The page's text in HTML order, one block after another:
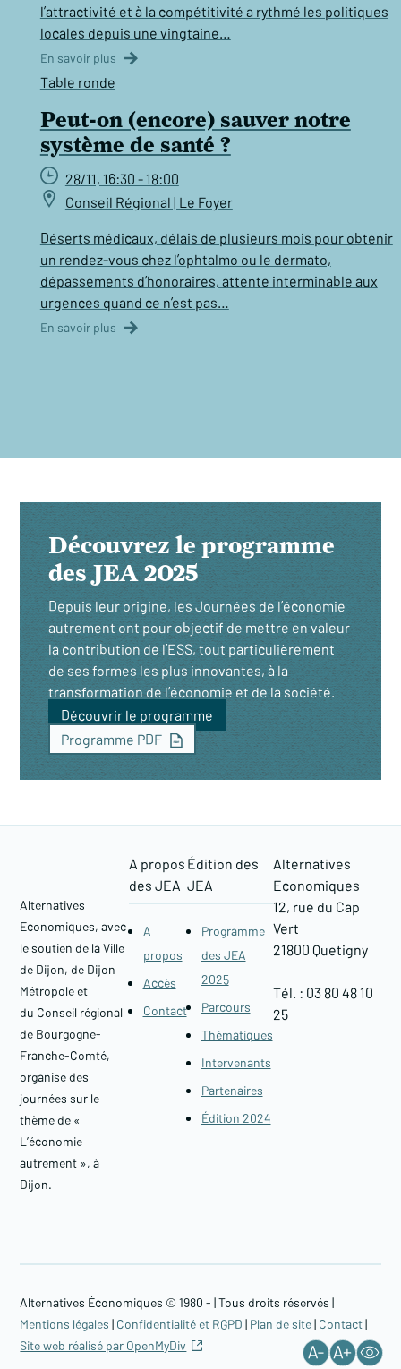
l’attractivité et à la compétitivité a rythmé les politiques
locales depuis une vingtaine…
En savoir plus
Table ronde
Peut-on (encore) sauver notre
système de santé ?
28/11, 16:30 - 18:00
Conseil Régional | Le Foyer
Déserts médicaux, délais de plusieurs mois pour obtenir
un rendez-vous chez l’ophtalmo ou le dermato,
dépassements d’honoraires, attente interminable aux
urgences quand ce n’est pas…
En savoir plus
Découvrez le programme
des JEA 2025
Depuis leur origine, les Journées de l’économie
autrement ont pour objectif de mettre en valeur
la contribution de l’ESS, tout particulièrement
de ses formes les plus innovantes, à la
transformation de l’économie et de la société.
Découvrir le programme
Programme PDF
Alternatives
Economiques, avec
le soutien de la Ville
de Dijon, de Dijon
Métropole et
du Conseil régional
de Bourgogne-
Franche-Comté,
organise des
journées sur le
thème de «
L’économie
autrement », à
Dijon.
A propos
des JEA
A
propos
Accès
Contact
Édition des
JEA
Programme
des JEA
2025
Parcours
Thématiques
Intervenants
Partenaires
Édition 2024
Alternatives
Economiques
12, rue du Cap
Vert
21800 Quetigny​
Tél. : 03 80 48 10
25
Alternatives Économiques © 1980 -| Tous droits réservés |
Mentions légales | Confidentialité et RGPD | Plan de site| Contact|
Site web réalisé par OpenMyDiv